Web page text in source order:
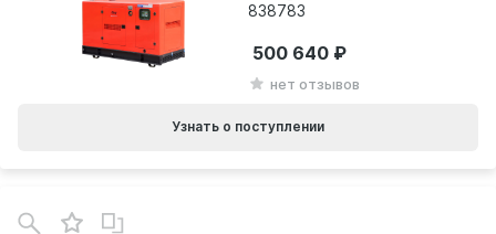
838783
нет отзывов
500 640
Узнать о поступлении